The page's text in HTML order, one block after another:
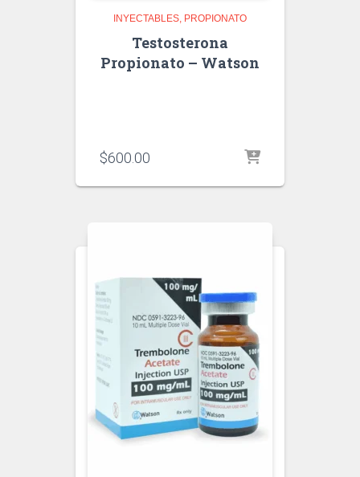
INYECTABLES PROPIONATO
Testosterona
Propionato – Watson
$600.00